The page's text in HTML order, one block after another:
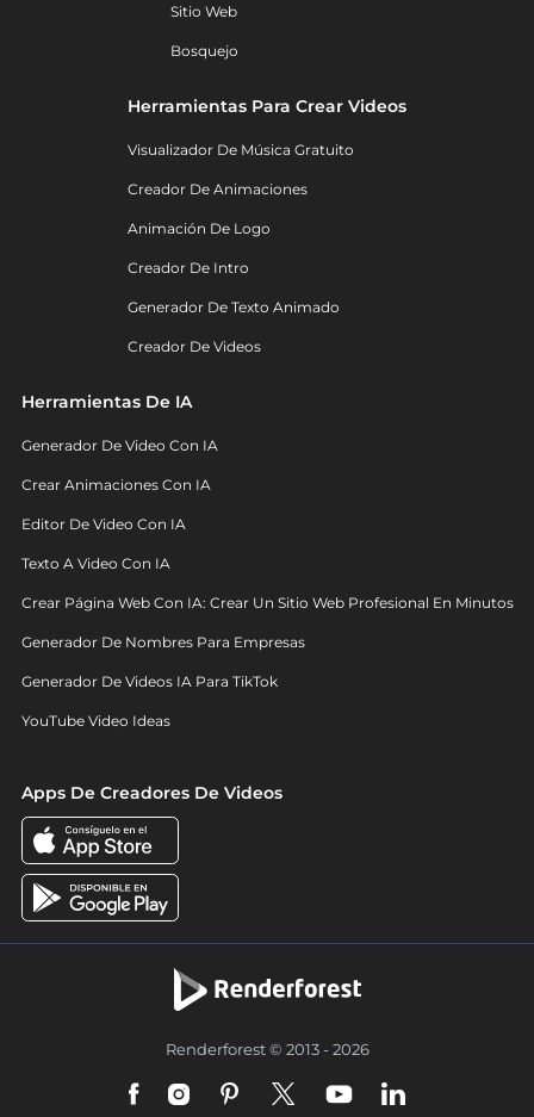
Sitio Web
Bosquejo
Herramientas Para Crear Videos
Visualizador De Música Gratuito
Creador De Animaciones
Animación De Logo
Creador De Intro
Generador De Texto Animado
Creador De Videos
Herramientas De IA
Generador De Video Con IA
Crear Animaciones Con IA
Editor De Video Con IA
Texto A Video Con IA
Crear Página Web Con IA: Crear Un Sitio Web Profesional En Minutos
Generador De Nombres Para Empresas
Generador De Videos IA Para TikTok
YouTube Video Ideas
Apps De Creadores De Videos
Renderforest © 2013 - 2026